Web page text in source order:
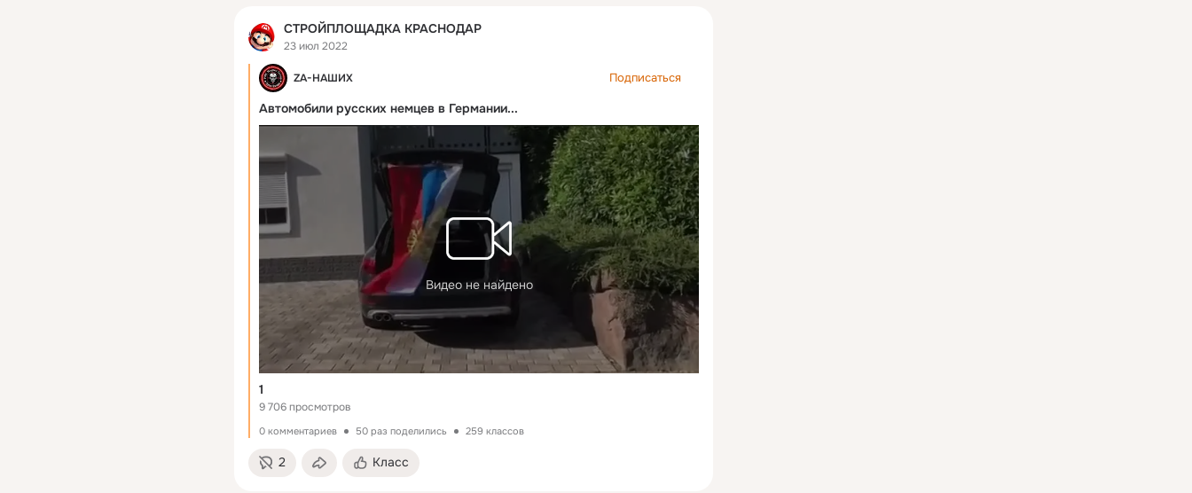
СТРОЙПЛОЩАДКА КРАСНОДАР
23 июл 2022
ZA-НАШИХ Подписаться
Автомобили русских немцев в Германии...
Видео не найдено
1
9 706 просмотров
0 комментариев 50 раз поделились 259 классов
2 Класс